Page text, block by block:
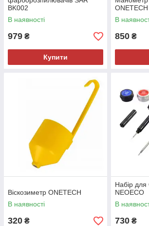
BK002
В наявності
979 ₴
Купити
В
850 ₴
Віскозиметр ONETECH
В наявності
320 ₴
Набір для
NEOECO
В
730 ₴